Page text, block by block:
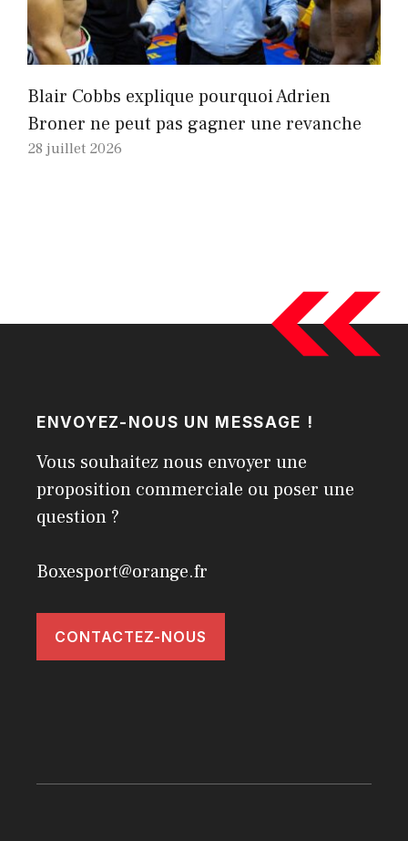
Blair Cobbs explique pourquoi Adrien
Broner ne peut pas gagner une revanche
28 juillet 2026
ENVOYEZ-NOUS UN MESSAGE !
Vous souhaitez nous envoyer une
proposition commerciale ou poser une
question ?
Boxesport@orange.fr
CONTACTEZ-NOUS